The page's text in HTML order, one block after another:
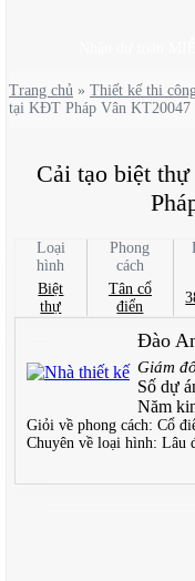
Trang chủ » Thiết kế thi
tại KĐT Pháp Vân KT20047
Cải tạo biệt
Loại
hình
Biệt
thự
Phong
cách
Tân cổ
điển
Đào
Giám
Số dự
Năm
Giỏi về phong cách: Cổ
Chuyên về loại hình: Lâu